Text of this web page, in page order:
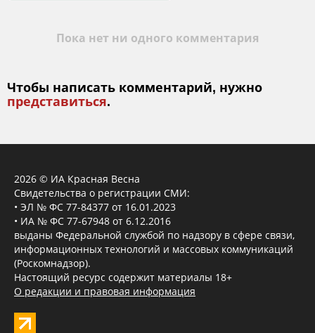
Пока нет ни одного комментария
Чтобы написать комментарий, нужно
представиться.
2026 © ИА Красная Весна
Свидетельства о регистрации СМИ:
• ЭЛ № ФС 77-84377 от 16.01.2023
• ИА № ФС 77-67948 от 6.12.2016
выданы Федеральной службой по надзору в сфере связи,
информационных технологий и массовых коммуникаций
(Роскомнадзор).
Настоящий ресурс содержит материалы 18+
О редакции и правовая информация